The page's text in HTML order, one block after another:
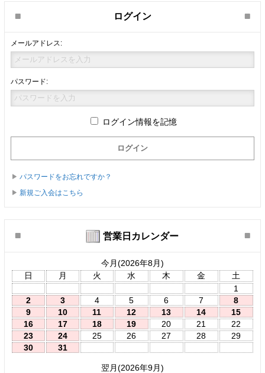
ログイン
メールアドレス:
パスワード:
ログイン情報を記憶
パスワードをお忘れですか？
新規ご入会はこちら
営業日カレンダー
今月(2026年8月)
日
月 火 水 木 金
土
1
2
3 4 5 6 7
8
9
10 11 12 13 14
15
16
17 18 19 20 21
22
23
24 25 26 27 28
29
30
31
翌月(2026年9月)